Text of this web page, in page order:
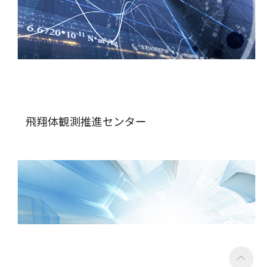
飛翔体観測推進センター